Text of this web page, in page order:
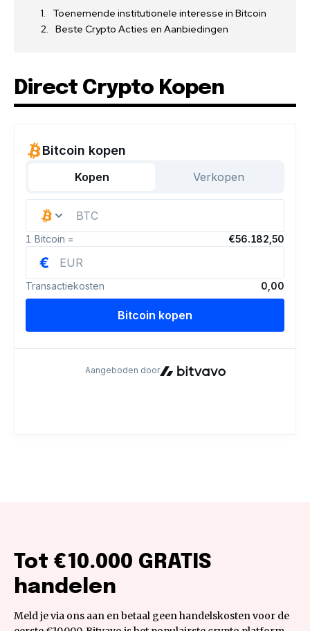
Toenemende institutionele interesse in Bitcoin
Beste Crypto Acties en Aanbiedingen
Direct Crypto Kopen
Tot €10.000 GRATIS
handelen
Meld je via ons aan en betaal geen handelskosten voor de